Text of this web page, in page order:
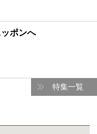
ポンへ
特集一覧